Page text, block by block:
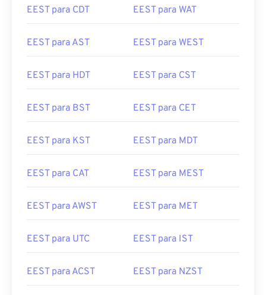
EEST para CDT EEST para WAT
EEST para AST EEST para WEST
EEST para HDT EEST para CST
EEST para BST EEST para CET
EEST para KST EEST para MDT
EEST para CAT EEST para MEST
EEST para AWST EEST para MET
EEST para UTC EEST para IST
EEST para ACST EEST para NZST